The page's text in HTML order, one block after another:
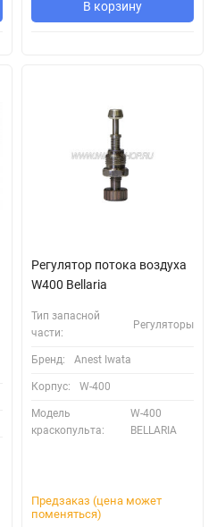
В корзину
Регулятор потока воздуха
W400 Bellaria
Тип запасной
части:
Регуляторы
Бренд: Anest Iwata
Корпус: W-400
Модель
краскопульта:
W-400
BELLARIA
Предзаказ (цена может
поменяться)